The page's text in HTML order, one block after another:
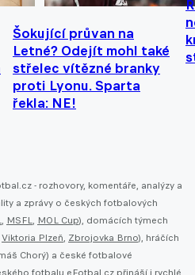
Šokující průvan na
Letné? Odejít mohl také
střelec vítězné branky
proti Lyonu. Sparta
řekla: NE!
- rozhovory, komentáře, analýzy a
a zprávy o českých fotbalových
, MSFL, MOL Cup), domácích týmech
Viktoria Plzeň, Zbrojovka Brno), hráčích
Chorý) a české fotbalové